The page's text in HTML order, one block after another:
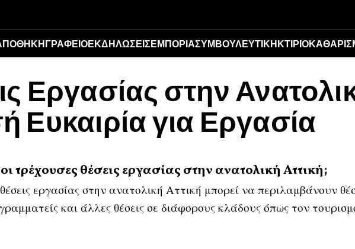
ΓΡΑΦΕΊΟΕΚΔΗΛΏΣΕΙΣΕΜΠΟΡΊΑΣΥΜΒΟΥΛΕΥΤΙΚΉΚΤΊΡΙΟ
Εργασίας στην
Ευκαιρία για Εργασία
οι τρέχουσες θέσεις εργασίας στην ανατολική Αττική;
εργασίας στην ανατολική Αττική μπορεί να περιλαμβάνουν
και άλλες θέσεις σε διάφορους κλάδους όπως τον